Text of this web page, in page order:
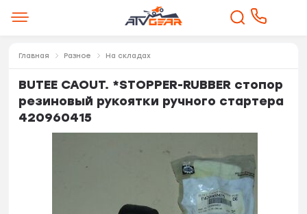
Главная Разное На складах
BUTEE CAOUT. *STOPPER-RUBBER стопор
резиновый рукоятки ручного стартера
420960415